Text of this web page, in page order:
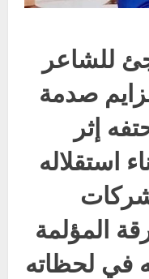
للشاعر
صدمة
إثر
استقلاله
المؤلمة
في لحظاته